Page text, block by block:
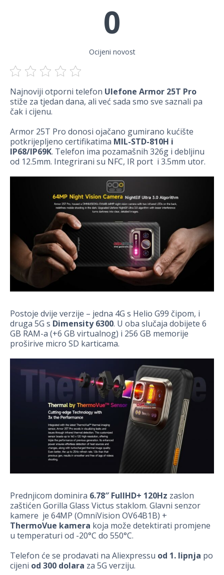
0
Ocijeni novost
Najnoviji otporni telefon Ulefone Armor 25T Pro
stiže za tjedan dana, ali već sada smo sve saznali pa
čak i cijenu.
Armor 25T Pro donosi ojačano gumirano kućište
potkrijepljeno certifikatima MIL-STD-810H i
IP68/IP69K. Telefon ima pozamašnih 326g i debljinu
od 12.5mm. Integrirani su NFC, IR port i 3.5mm utor.
Postoje dvije verzije – jedna 4G s Helio G99 čipom, i
druga 5G s Dimensity 6300. U oba slučaja dobijete 6
GB RAM-a (+6 GB virtualnog) i 256 GB memorije
proširive micro SD karticama.
Prednjicom dominira 6.78″ FullHD+ 120Hz zaslon
zaštićen Gorilla Glass Victus staklom. Glavni senzor
kamere je 64MP (OmniVision OV64B1B) +
ThermoVue kamera koja može detektirati promjene
u temperaturi od -20°C do 550°C.
Telefon će se prodavati na Aliexpressu od 1. lipnja po
cijeni od 300 dolara za 5G verziju.